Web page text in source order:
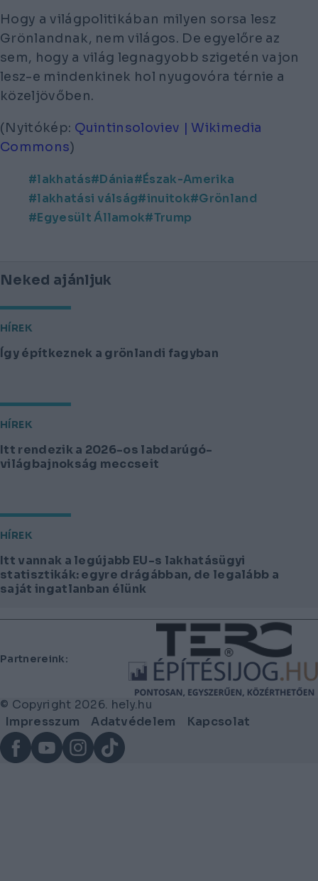
Hogy a világpolitikában milyen sorsa lesz
Grönlandnak, nem világos. De egyelőre az
sem, hogy a világ legnagyobb szigetén vajon
lesz-e mindenkinek hol nyugovóra térnie a
közeljövőben.
(Nyitókép: Quintinsoloviev | Wikimedia
Commons)
lakhatás Dánia
Észak-Amerika
lakhatási válság
inuitok
Grönland
Egyesült Államok
Trump
Neked ajánljuk
HÍREK
Így építkeznek a grönlandi fagyban
HÍREK
Itt rendezik a 2026-os labdarúgó-
világbajnokság meccseit
HÍREK
Itt vannak a legújabb EU-s lakhatásügyi
statisztikák: egyre drágábban, de legalább a
saját ingatlanban élünk
Lábléc
Partnereink:
© Copyright 2026. hely.hu
Lábléc
menü
Impresszum Adatvédelem
Kapcsolat
FacebookYouTubeInstagram